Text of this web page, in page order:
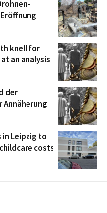
knell for
an analysis
der
Annäherung
in Leipzig to
costs